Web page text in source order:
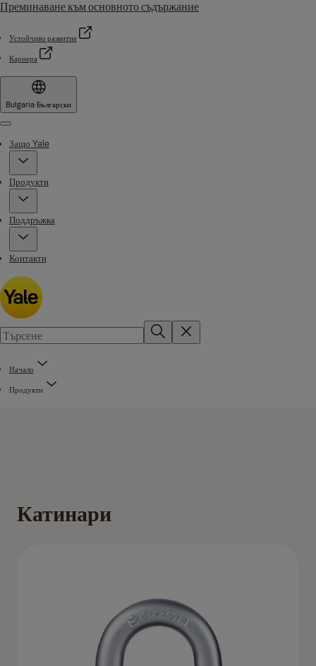
Преминаване към основното съдържание
Устойчиво развитие
Кариера
Bulgaria·Български
Menu
Защо Yale
Продукти
Поддръжка
Контакти
Начало
Продукти
Катинари